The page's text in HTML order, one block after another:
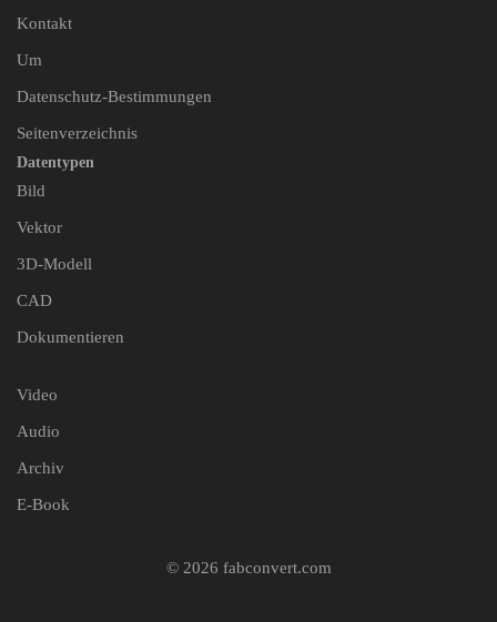
Kontakt
Um
Datenschutz-Bestimmungen
Seitenverzeichnis
Datentypen
Bild
Vektor
3D-Modell
CAD
Dokumentieren
Video
Audio
Archiv
E-Book
© 2026 fabconvert.com